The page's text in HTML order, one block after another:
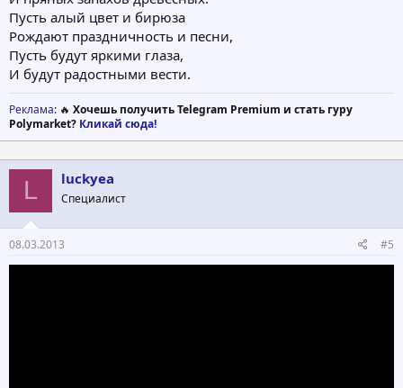
Пусть алый цвет и бирюза
Рождают праздничность и песни,
Пусть будут яркими глаза,
И будут радостными вести.
Реклама: 🔥 Хочешь получить Telegram Premium и стать гуру
Polymarket? Кликай сюда!
L luckyea
Специалист
08.03.2013 #5